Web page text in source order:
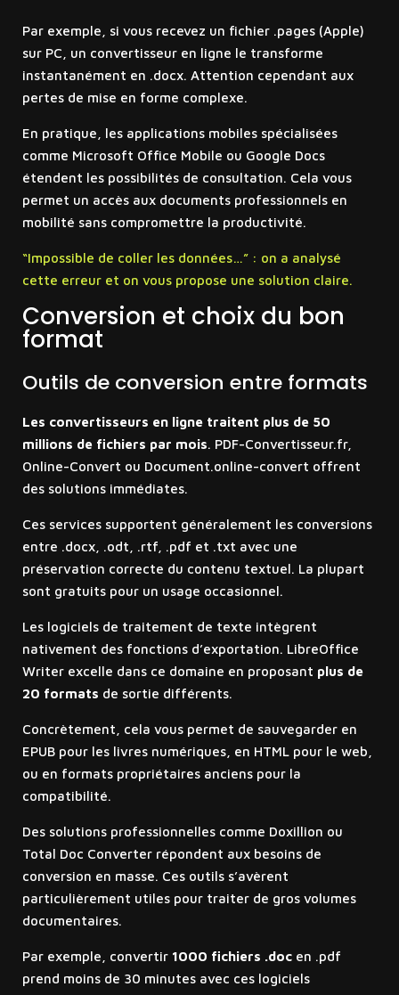
Par exemple, si vous recevez un fichier .pages (Apple)
sur PC, un convertisseur en ligne le transforme
instantanément en .docx. Attention cependant aux
pertes de mise en forme complexe.
En pratique, les applications mobiles spécialisées
comme Microsoft Office Mobile ou Google Docs
étendent les possibilités de consultation. Cela vous
permet un accès aux documents professionnels en
mobilité sans compromettre la productivité.
“Impossible de coller les données…” : on a analysé
cette erreur et on vous propose une solution claire.
Conversion et choix du bon
format
Outils de conversion entre formats
Les convertisseurs en ligne traitent plus de 50
millions de fichiers par mois. PDF-Convertisseur.fr,
Online-Convert ou Document.online-convert offrent
des solutions immédiates.
Ces services supportent généralement les conversions
entre .docx, .odt, .rtf, .pdf et .txt avec une
préservation correcte du contenu textuel. La plupart
sont gratuits pour un usage occasionnel.
Les logiciels de traitement de texte intègrent
nativement des fonctions d’exportation. LibreOffice
Writer excelle dans ce domaine en proposant plus de
20 formats de sortie différents.
Concrètement, cela vous permet de sauvegarder en
EPUB pour les livres numériques, en HTML pour le web,
ou en formats propriétaires anciens pour la
compatibilité.
Des solutions professionnelles comme Doxillion ou
Total Doc Converter répondent aux besoins de
conversion en masse. Ces outils s’avèrent
particulièrement utiles pour traiter de gros volumes
documentaires.
Par exemple, convertir 1000 fichiers .docen .pdf
prend moins de 30 minutes avec ces logiciels